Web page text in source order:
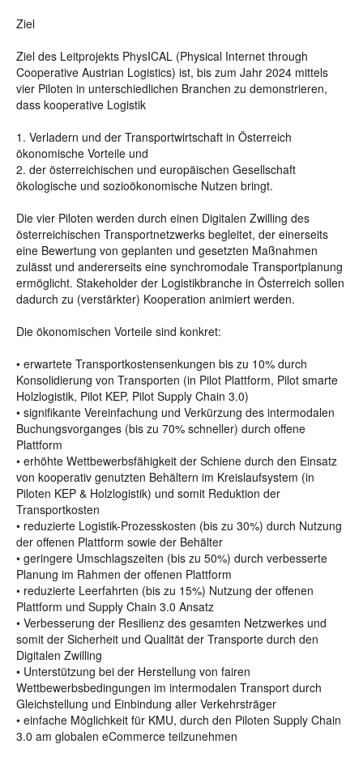
Ziel
Ziel des Leitprojekts PhysICAL (Physical Internet through
Cooperative Austrian Logistics) ist, bis zum Jahr 2024 mittels
vier Piloten in unterschiedlichen Branchen zu demonstrieren,
dass kooperative Logistik
1. Verladern und der Transportwirtschaft in Österreich
ökonomische Vorteile und
2. der österreichischen und europäischen Gesellschaft
ökologische und sozioökonomische Nutzen bringt.
Die vier Piloten werden durch einen Digitalen Zwilling des
österreichischen Transportnetzwerks begleitet, der einerseits
eine Bewertung von geplanten und gesetzten Maßnahmen
zulässt und andererseits eine synchromodale Transportplanung
ermöglicht. Stakeholder der Logistikbranche in Österreich sollen
dadurch zu (verstärkter) Kooperation animiert werden.
Die ökonomischen Vorteile sind konkret:
• erwartete Transportkostensenkungen bis zu 10% durch
Konsolidierung von Transporten (in Pilot Plattform, Pilot smarte
Holzlogistik, Pilot KEP, Pilot Supply Chain 3.0)
• signifikante Vereinfachung und Verkürzung des intermodalen
Buchungsvorganges (bis zu 70% schneller) durch offene
Plattform
• erhöhte Wettbewerbsfähigkeit der Schiene durch den Einsatz
von kooperativ genutzten Behältern im Kreislaufsystem (in
Piloten KEP & Holzlogistik) und somit Reduktion der
Transportkosten
• reduzierte Logistik-Prozesskosten (bis zu 30%) durch Nutzung
der offenen Plattform sowie der Behälter
• geringere Umschlagszeiten (bis zu 50%) durch verbesserte
Planung im Rahmen der offenen Plattform
• reduzierte Leerfahrten (bis zu 15%) Nutzung der offenen
Plattform und Supply Chain 3.0 Ansatz
• Verbesserung der Resilienz des gesamten Netzwerkes und
somit der Sicherheit und Qualität der Transporte durch den
Digitalen Zwilling
• Unterstützung bei der Herstellung von fairen
Wettbewerbsbedingungen im intermodalen Transport durch
Gleichstellung und Einbindung aller Verkehrsträger
• einfache Möglichkeit für KMU, durch den Piloten Supply Chain
3.0 am globalen eCommerce teilzunehmen